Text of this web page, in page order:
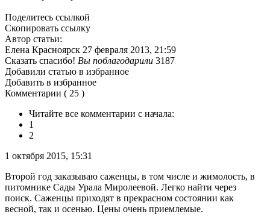
Поделитесь ссылкой
Скопировать ссылку
Автор статьи:
Елена Красноярск 27 февраля 2013, 21:59
Сказать спасибо! Вы поблагодарили 3187
Добавили статью в избранное
Добавить в избранное
Комментарии ( 25 )
Читайте все комментарии с начала:
1
2
1 октября 2015, 15:31
Второй год заказываю саженцы, в том числе и жимолость, в
питомнике Сады Урала Миролеевой. Легко найти через
поиск. Саженцы приходят в прекрасном состоянии как
весной, так и осенью. Цены очень приемлемые.